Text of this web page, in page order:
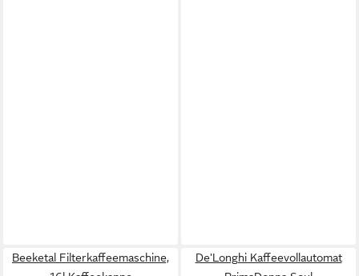
Beeketal Filterkaffeemaschine,
De'Longhi Kaffeevollautomat